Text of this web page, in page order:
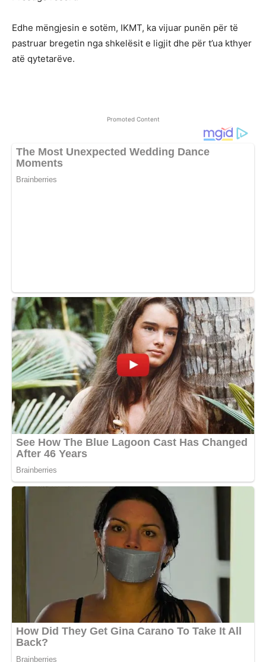
Edhe mëngjesin e sotëm, IKMT, ka vijuar punën për të
pastruar bregetin nga shkelësit e ligjit dhe për t’ua kthyer
atë qytetarëve.
Promoted Content